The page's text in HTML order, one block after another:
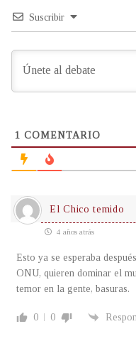
Suscribir
1 COMENTARIO
El Chico temido
4 años atrás
Esto ya se esperaba
ONU, quieren dominar el
temor en la gente, basuras.
0 0